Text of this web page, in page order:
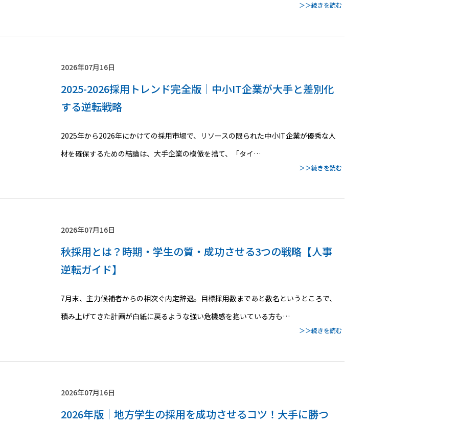
＞＞続きを読む
2026年07月16日
2025-2026採用トレンド完全版｜中小IT企業が大手と差別化
する逆転戦略
2025年から2026年にかけての採用市場で、リソースの限られた中小IT企業が優秀な人
材を確保するための結論は、大手企業の模倣を捨て、「タイ…
＞＞続きを読む
2026年07月16日
秋採用とは？時期・学生の質・成功させる3つの戦略【人事
逆転ガイド】
7月末、主力候補者からの相次ぐ内定辞退。目標採用数まであと数名というところで、
積み上げてきた計画が白紙に戻るような強い危機感を抱いている方も…
＞＞続きを読む
2026年07月16日
2026年版｜地方学生の採用を成功させるコツ！大手に勝つ